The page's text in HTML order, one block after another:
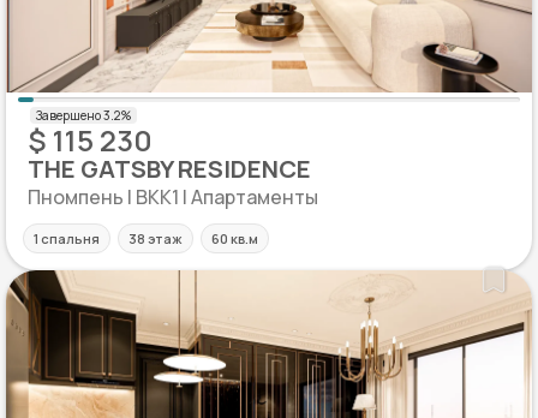
$ 115 230
THE GATSBY RESIDENCE
Пномпень | BKK1 | Апартаменты
1 спальня 38 этаж 60 кв.м